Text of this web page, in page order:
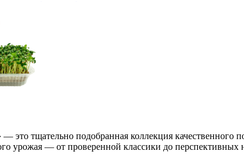
это тщательно подобранная коллекция качественного
урожая — от проверенной классики до перспективных